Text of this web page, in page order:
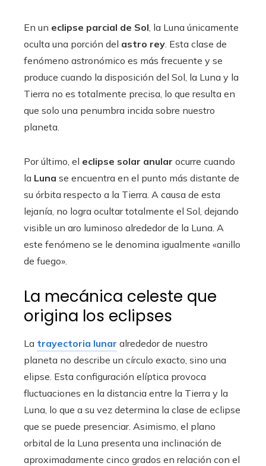
En un eclipse parcial de Sol, la Luna únicamente
oculta una porción del astro rey. Esta clase de
fenómeno astronómico es más frecuente y se
produce cuando la disposición del Sol, la Luna y la
Tierra no es totalmente precisa, lo que resulta en
que solo una penumbra incida sobre nuestro
planeta.
Por último, el eclipse solar anular ocurre cuando
la Luna se encuentra en el punto más distante de
su órbita respecto a la Tierra. A causa de esta
lejanía, no logra ocultar totalmente el Sol, dejando
visible un aro luminoso alrededor de la Luna. A
este fenómeno se le denomina igualmente «anillo
de fuego».
La mecánica celeste que
origina los eclipses
La trayectoria lunar alrededor de nuestro
planeta no describe un círculo exacto, sino una
elipse. Esta configuración elíptica provoca
fluctuaciones en la distancia entre la Tierra y la
Luna, lo que a su vez determina la clase de eclipse
que se puede presenciar. Asimismo, el plano
orbital de la Luna presenta una inclinación de
aproximadamente cinco grados en relación con el